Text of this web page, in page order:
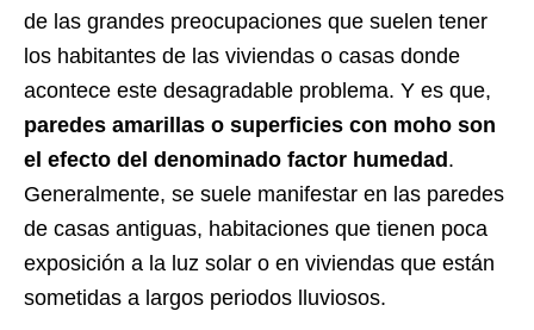
de las grandes preocupaciones que suelen tener
los habitantes de las viviendas o casas donde
acontece este desagradable problema. Y es que,
paredes amarillas o superficies con moho son
el efecto del denominado factor humedad.
Generalmente, se suele manifestar en las paredes
de casas antiguas, habitaciones que tienen poca
exposición a la luz solar o en viviendas que están
sometidas a largos periodos lluviosos.